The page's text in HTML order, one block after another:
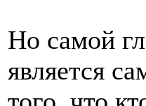
Но самой
является